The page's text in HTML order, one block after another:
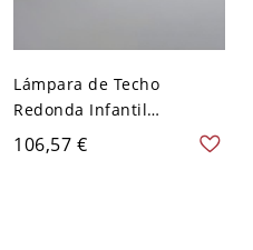
Lámpara de Techo
Redonda Infantil
Iluminación de Techo LED
de Metal con Patrón de
106,57 €